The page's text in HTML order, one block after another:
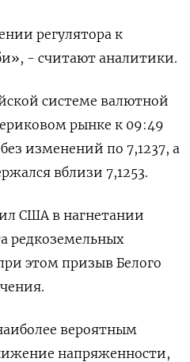
регулятора к
- считают аналитики.
системе валютной
рынке к 09:49
изменений по 7,1237​, а
вблизи 7,1253.
США в нагнетании
редкоземельных
этом призыв Белого
вероятным
напряженности,